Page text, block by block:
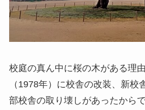
校庭の真ん中に桜の木がある理
（1978年）に校舎の改装、新校
部校舎の取り壊しがあったからで